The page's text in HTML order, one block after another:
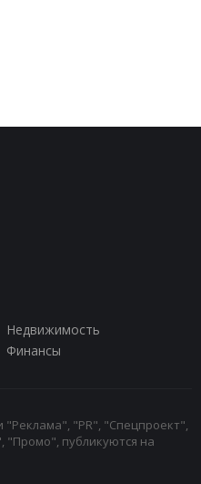
Недвижимость
Финансы
"PR", "Спецпроект",
"Промо", публикуются на